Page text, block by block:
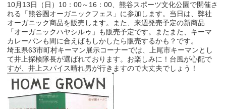
10月13日（日）10：00～16：00、熊谷スポーツ文化公園で開催さ
れる「熊谷圏オーガニックフェス」に参加します。当日は、弊社
オーガニック商品を販売します。また、来週発売予定の新商品
「オーガニックハヤシルゥ」も販売予定です。またまた、キーマ
カレーパンも間に合えばもしかしたら販売するかも？です。
埼玉県63市町村キーマン展示コーナーでは、上尾市キーマンとし
て井上探検隊長が選ばれております。お楽しみに！台風が心配で
すが、井上スパイス晴れ男が行きますので大丈夫でしょう！